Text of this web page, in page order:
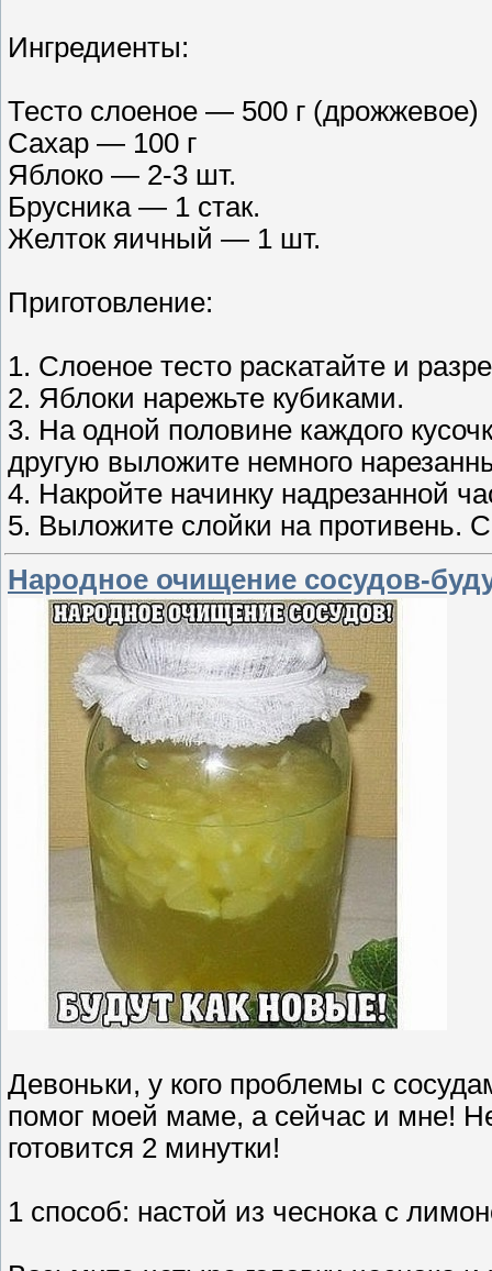
Ингредиенты:
Тесто слоеное — 500 г (дрожжевое)
Сахар — 100 г
Яблоко — 2-3 шт.
Брусника — 1 стак.
Желток яичный — 1 шт.
Приготовление:
1. Слоеное тесто раскатайте и
2. Яблоки нарежьте кубиками.
3. На одной половине каждого
другую выложите немного
4. Накройте начинку надрезанной
5. Выложите слойки на противень.
Народное очищение сосудов-
Девоньки, у кого проблемы с
помог моей маме, а сейчас и мне!
готовится 2 минутки!
1 способ: настой из чеснока с